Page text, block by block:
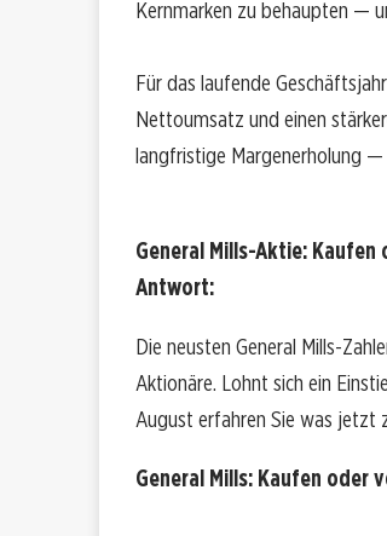
Kernmarken zu behaupten —
Für das laufende
Nettoumsatz und einen
langfristige Margenerholung
General Mills-Aktie:
Antwort:
Die neusten General Mills-
Aktionäre. Lohnt sich ein
August erfahren Sie was jetzt
General Mills: Kaufen oder